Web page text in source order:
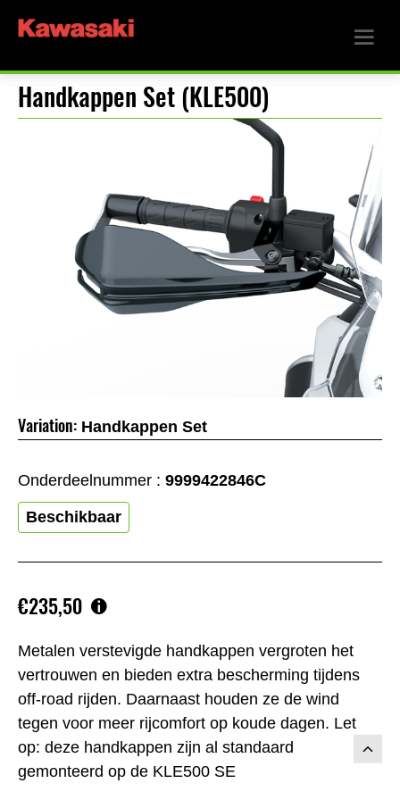
Handkappen Set (KLE500)
Metalen verstevigde handkappen vergroten het
vertrouwen en bieden extra bescherming tijdens
off-road rijden. Daarnaast houden ze de wind
tegen voor meer rijcomfort op koude dagen. Let
op: deze handkappen zijn al standaard
gemonteerd op de KLE500 SE
€235,50
Variation: Handkappen Set
Onderdeelnummer : 9999422846C
Beschikbaar